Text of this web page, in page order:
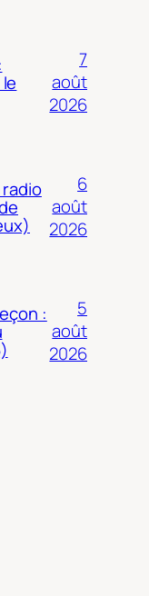
7
août
2026
radio
6
août
2026
:
5
août
2026